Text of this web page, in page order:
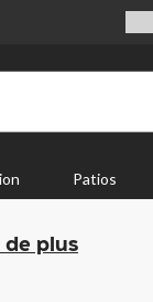
Patios
de plus